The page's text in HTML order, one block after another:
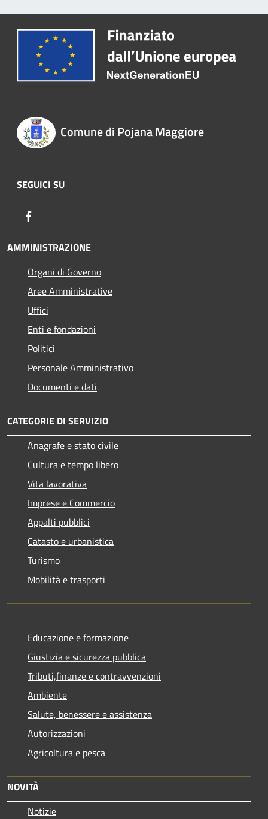
Comune di Pojana Maggiore
SEGUICI SU
AMMINISTRAZIONE
Organi di Governo
Aree Amministrative
Uffici
Enti e fondazioni
Politici
Personale Amministrativo
Documenti e dati
CATEGORIE DI SERVIZIO
Anagrafe e stato civile
Cultura e tempo libero
Vita lavorativa
Imprese e Commercio
Appalti pubblici
Catasto e urbanistica
Turismo
Mobilità e trasporti
Educazione e formazione
Giustizia e sicurezza pubblica
Tributi,finanze e contravvenzioni
Ambiente
Salute, benessere e assistenza
Autorizzazioni
Agricoltura e pesca
NOVITÀ
Notizie